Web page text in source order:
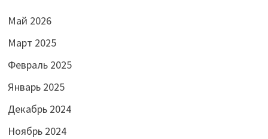
Май 2026
Март 2025
Февраль 2025
Январь 2025
Декабрь 2024
Ноябрь 2024